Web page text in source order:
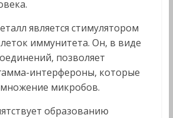
является стимулятором
иммунитета. Он, в виде
позволяет
интерфероны, которые
микробов.
образованию